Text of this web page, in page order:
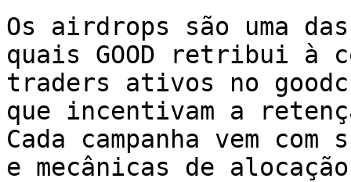
Os airdrops são uma
quais GOOD retribui à
traders ativos no
que incentivam a
Cada campanha vem
e mecânicas de